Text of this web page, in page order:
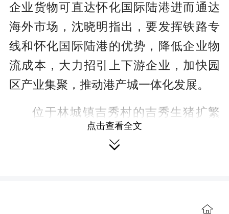
企业货物可直达怀化国际陆港进而通达
海外市场，沈晓明指出，要发挥铁路专
线和怀化国际陆港的优势，降低企业物
流成本，大力招引上下游企业，加快园
区产业集聚，推动港产城一体化发展。
位于林城镇吉秀村的吉秀生猪扩繁
基地，是会同县与湖南农业发展投资集
团合作建设的生猪全产业链项目。沈晓
发挥龙头作用，推动生猪养殖进一步向
点击查看全文
